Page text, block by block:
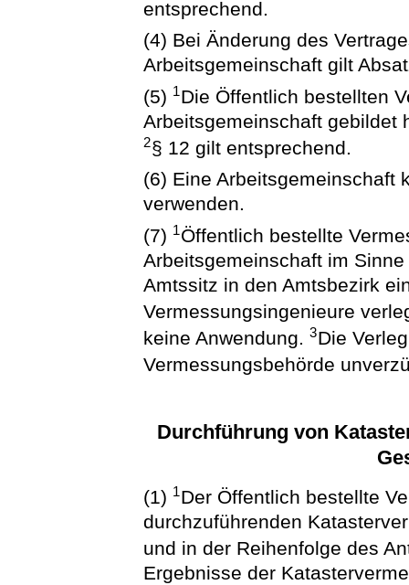
entsprechend.
(4) Bei Änderung des
Arbeitsgemeinschaft gilt
(5) 1Die Öffentlich bestellten
Arbeitsgemeinschaft gebildet
2§ 12 gilt entsprechend.
(6) Eine Arbeitsgemeinschaft
verwenden.
(7) 1Öffentlich bestellte
Arbeitsgemeinschaft im
Amtssitz in den Amtsbezirk
Vermessungsingenieure
keine Anwendung.3Die
Vermessungsbehörde
Durchführung von
(1) 1Der Öffentlich bestellte
durchzuführenden
und in der Reihenfolge des
Ergebnisse der